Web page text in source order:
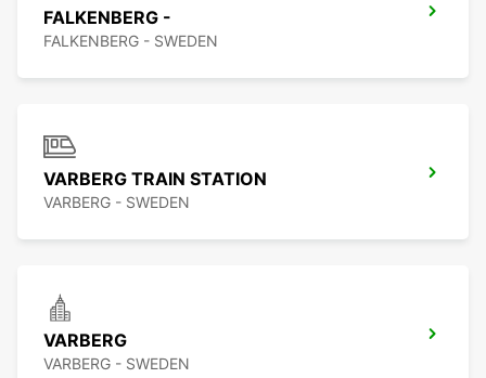
FALKENBERG -
FALKENBERG - SWEDEN
VARBERG TRAIN STATION
VARBERG - SWEDEN
VARBERG
VARBERG - SWEDEN